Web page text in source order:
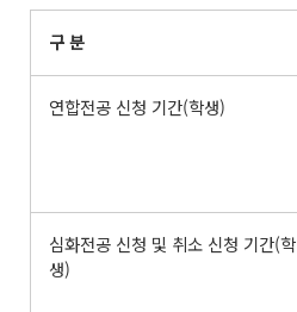
구 분
연합전공 신청 기간(학생)
심화전공 신청 및 취소 신청 기간(학
생)